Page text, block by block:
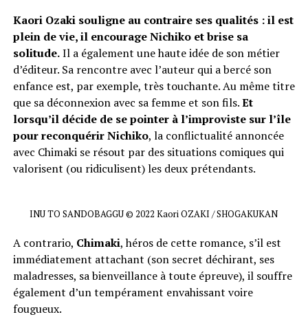
Kaori Ozaki souligne au contraire ses qualités : il est
plein de vie, il encourage Nichiko et brise sa
solitude.Il a également une haute idée de son métier
d’éditeur. Sa rencontre avec l’auteur qui a bercé son
enfance est, par exemple, très touchante. Au même titre
que sa déconnexion avec sa femme et son fils.Et
lorsqu’il décide de se pointer à l’improviste sur l’île
pour reconquérir Nichiko, la conflictualité annoncée
avec Chimaki se résout par des situations comiques qui
valorisent (ou ridiculisent) les deux prétendants.
INU TO SANDOBAGGU © 2022 Kaori OZAKI / SHOGAKUKAN
A contrario, Chimaki, héros de cette romance, s’il est
immédiatement attachant (son secret déchirant, ses
maladresses, sa bienveillance à toute épreuve), il souffre
également d’un tempérament envahissant voire
fougueux.